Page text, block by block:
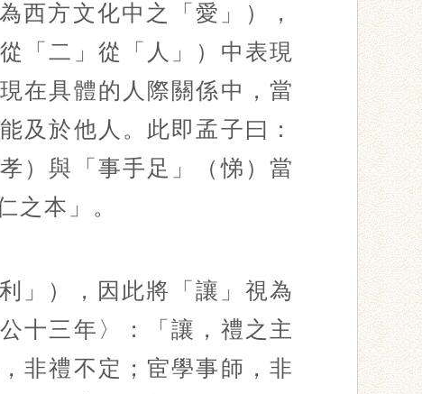
西方文化中之「愛」），
「二」從「人」）中表現
在具體的人際關係中，當
及於他人。此即孟子曰：
）與「事手足」（悌）當
之本」。
」），因此將「讓」視為
十三年〉：「讓，禮之主
非禮不定；宦學事師，非